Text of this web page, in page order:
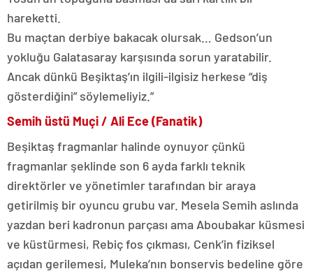
hareketti.
Bu maçtan derbiye bakacak olursak… Gedson’un
yokluğu Galatasaray karşısında sorun yaratabilir.
Ancak dünkü Beşiktaş’ın ilgili-ilgisiz herkese “diş
gösterdiğini” söylemeliyiz.”
Semih üstü Muçi / Ali Ece (Fanatik)
Beşiktaş fragmanlar halinde oynuyor çünkü
fragmanlar şeklinde son 6 ayda farklı teknik
direktörler ve yönetimler tarafından bir araya
getirilmiş bir oyuncu grubu var. Mesela Semih aslında
yazdan beri kadronun parçası ama Aboubakar küsmesi
ve küstürmesi, Rebiç fos çıkması, Cenk’in fiziksel
açıdan gerilemesi, Muleka’nın bonservis bedeline göre